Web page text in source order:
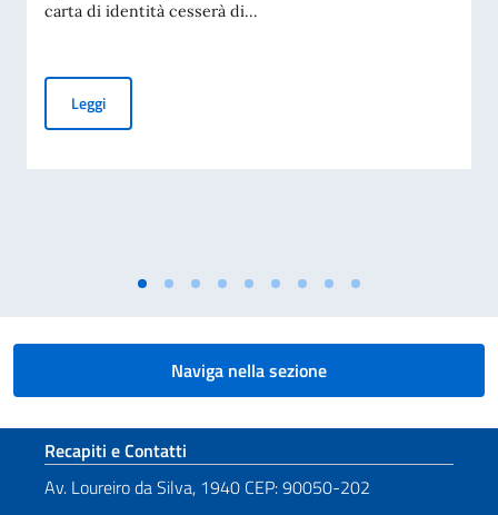
carta di identità cesserà di...
LeggiCessazione della validità della carta d’identità cartacea
Naviga nella sezione
Sezione footer
Recapiti e Contatti
Av. Loureiro da Silva, 1940 CEP: 90050-202